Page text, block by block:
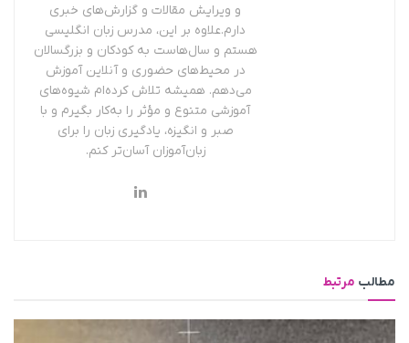
و ویرایش مقالات و گزارش‌های خبری
دارم.علاوه بر این، مدرس زبان انگلیسی
هستم و سال‌هاست به کودکان و بزرگسالان
در محیط‌های حضوری و آنلاین آموزش
می‌دهم. همیشه تلاش کرده‌ام شیوه‌های
آموزشی متنوع و مؤثر را به‌کار بگیرم و با
صبر و انگیزه، یادگیری زبان را برای
زبان‌آموزان آسان‌تر کنم.
مطالب مرتبط